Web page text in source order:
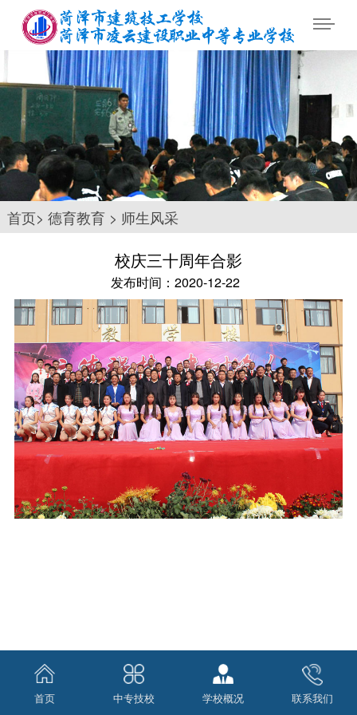
首页> 德育教育> 师生风采
校庆三十周年合影
发布时间：2020-12-22
首页 中专技校 学校概况 联系我们